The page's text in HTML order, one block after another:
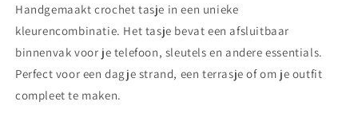
Handgemaakt crochet tasje in een unieke
kleurencombinatie. Het tasje bevat een afsluitbaar
binnenvak voor je telefoon, sleutels en andere essentials.
Perfect voor een dagje strand, een terrasje of om je outfit
compleet te maken.